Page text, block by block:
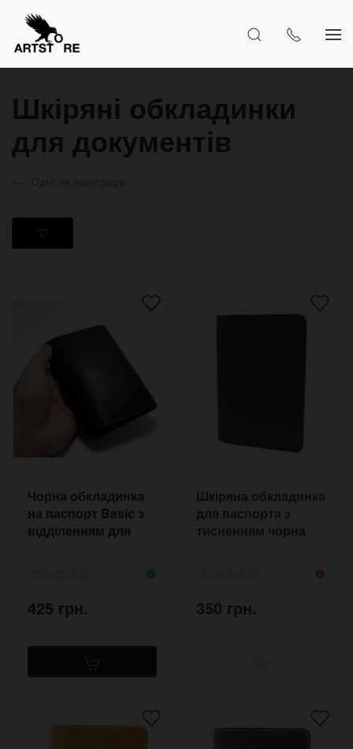
Шкіряні обкладинки
для документів
Чорна обкладинка
на паспорт Basic з
відділенням для
425 грн.
Шкіряна обкладинка
для паспорта з
тисненням чорна
350 грн.